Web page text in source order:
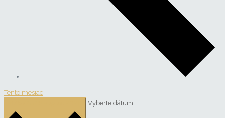
Tento mesiac
Vyberte dátum.